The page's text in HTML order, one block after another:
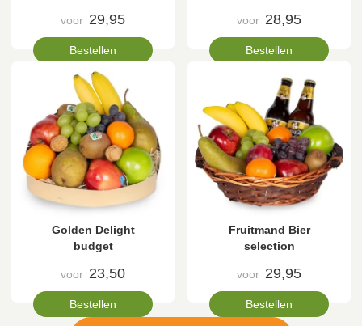
voor 29,95
Bestellen
voor 28,95
Bestellen
Golden Delight
budget
voor 23,50
Bestellen
Fruitmand Bier
selection
voor 29,95
Bestellen